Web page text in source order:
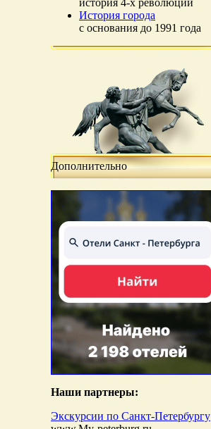
история 4-х революций
История города
с основания до 1991 года
Дополнительно
Наши партнеры:
Экскурсии по Санкт-Петербургу